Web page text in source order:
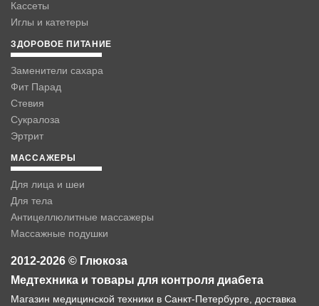
Кассеты
Иглы и катетеры
ЗДОРОВОЕ ПИТАНИЕ
Заменители сахара
Фит Парад
Стевия
Сукралоза
Эртрит
МАССАЖЕРЫ
Для лица и шеи
Для тела
Антицеллюлитные массажеры
Массажные подушки
2012-2026 © Глюкоза
Медтехника и товары для контроля диабета
Магазин медицинской техники в Санкт-Петербурге, доставка